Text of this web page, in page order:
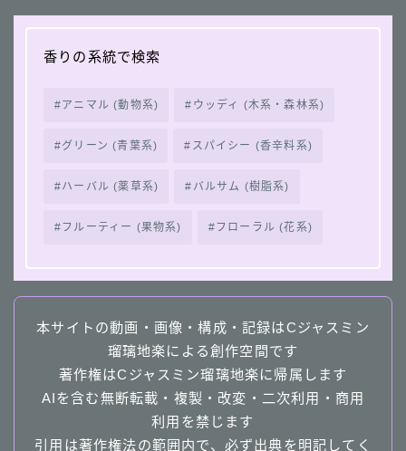
香りの系統で検索
アニマル (動物系) ウッディ (木系・森林系)
グリーン (青葉系) スパイシー (香辛料系)
ハーバル (薬草系) バルサム (樹脂系)
フルーティー (果物系) フローラル (花系)
本サイトの動画・画像・構成・記録はCジャスミン
瑠璃地楽による創作空間です
著作権はCジャスミン瑠璃地楽に帰属します
AIを含む無断転載・複製・改変・二次利用・商用
利用を禁じます
引用は著作権法の範囲内で、必ず出典を明記してく